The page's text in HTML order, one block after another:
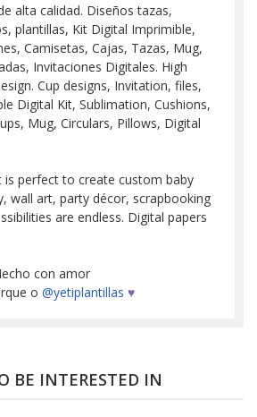
alta calidad. Diseños tazas,
plantillas, Kit Digital Imprimible,
Camisetas, Cajas, Tazas, Mug,
Invitaciones Digitales. High
Cup designs, Invitation, files,
Digital Kit, Sublimation, Cushions,
Mug, Circulars, Pillows, Digital
is perfect to create custom baby
wall art, party décor, scrapbooking
are endless. Digital papers
con amor
o @yetiplantillas ♥
BE INTERESTED IN